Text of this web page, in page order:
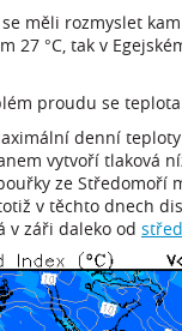
měli rozmyslet
°C, tak v
proudu se
denní
vytvoří tlaková
ze
v těchto dnech
v záři daleko od